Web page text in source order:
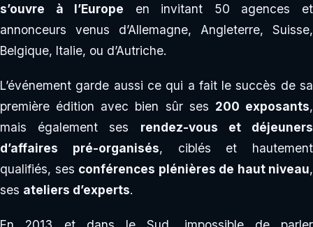
s’ouvre à l’Europe en invitant 50 agences et
annonceurs venus d’Allemagne, Angleterre, Suisse,
Belgique, Italie, ou d’Autriche.
L’événement garde aussi ce qui a fait le succès de sa
première édition avec bien sûr ses 200 exposants,
mais également ses rendez-vous et déjeuners
d’affaires pré-organisés, ciblés et hautement
qualifiés, ses conférences plénières de haut niveau,
ses ateliers d’experts.